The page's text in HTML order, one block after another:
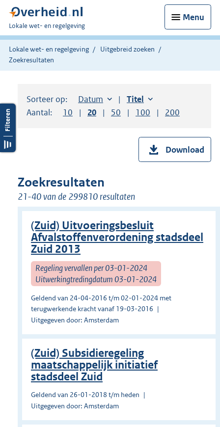
Menu
U
bent
hier:
Lokale wet- en regelgeving
Lokale wet- en regelgeving
Uitgebreid zoeken
Zoekresultaten
Sorteer op: Sorteer op:
Datum aflopendSorteer op:
Titel oplopend
Aantal:
Toon
10 resultaten per pagina
Toon
20 resultaten per pagina
Toon
50 resultaten per pagina
Toon
100 resultaten per
Toon
200
Download
Zoekresultaten
21-40 van de 299810 resultaten
(Zuid) Uitvoeringsbesluit
Afvalstoffenverordening stadsdeel
Zuid 2013
Regeling vervallen per 03-01-2024
Uitwerkingtredingdatum 03-01-2024
Geldend van 24-04-2016 t/m 02-01-2024 met
terugwerkende kracht vanaf 19-03-2016
Uitgegeven door: Amsterdam
(Zuid) Subsidieregeling
maatschappelijk initiatief
stadsdeel Zuid
Geldend van 26-01-2018 t/m heden
Uitgegeven door: Amsterdam